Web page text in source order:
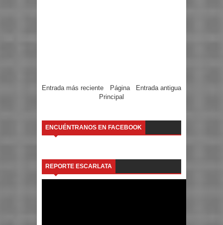
Entrada más reciente Entrada antigua
Página
Principal
ENCUÉNTRANOS EN FACEBOOK
REPORTE ESCARLATA